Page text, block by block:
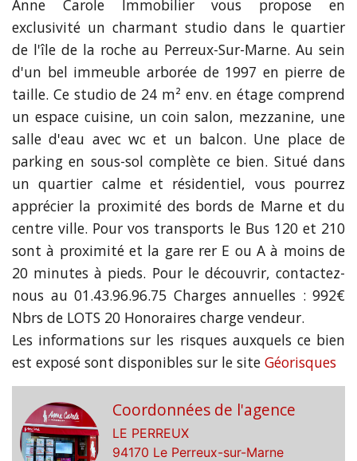
Anne Carole Immobilier vous propose en
exclusivité un charmant studio dans le quartier
de l'île de la roche au Perreux-Sur-Marne. Au sein
d'un bel immeuble arborée de 1997 en pierre de
taille. Ce studio de 24 m² env. en étage comprend
un espace cuisine, un coin salon, mezzanine, une
salle d'eau avec wc et un balcon. Une place de
parking en sous-sol complète ce bien. Situé dans
un quartier calme et résidentiel, vous pourrez
apprécier la proximité des bords de Marne et du
centre ville. Pour vos transports le Bus 120 et 210
sont à proximité et la gare rer E ou A à moins de
20 minutes à pieds. Pour le découvrir, contactez-
nous au 01.43.96.96.75 Charges annuelles : 992€
Nbrs de LOTS 20 Honoraires charge vendeur.
Les informations sur les risques auxquels ce bien
est exposé sont disponibles sur le site Géorisques
Coordonnées de l'agence
LE PERREUX
94170 Le Perreux-sur-Marne